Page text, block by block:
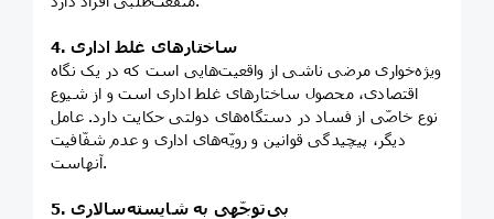
4. ساختارهای غلط اداری
ویژه‌خواری مرضی ناشی از واقعیت‌هایی است که در یک نگاه
اقتصادی، محصول ساختارهای غلط اداری است و از شیوع
نوع خاصّی از فساد در دستگاه‌های دولتی حکایت دارد. عامل
دیگر، پیچیدگی قوانین و رویّه‌های اداری و عدم شفّافیت
آنهاست.
5. بی‌توجّهی به شایسته‌سالاری